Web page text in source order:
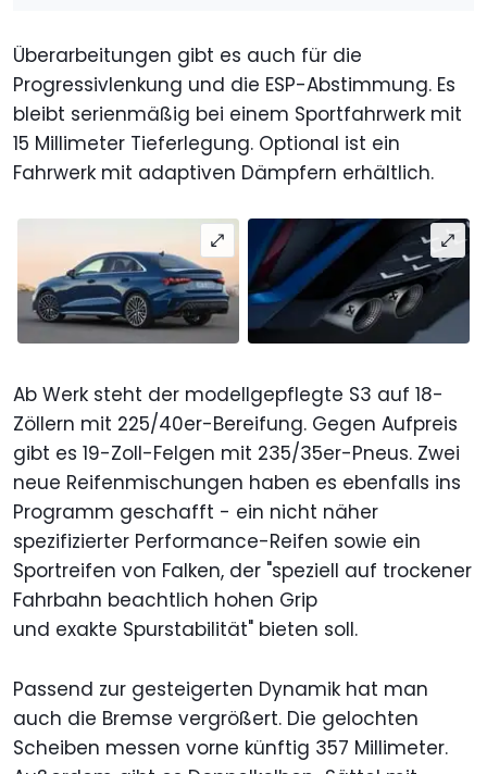
Überarbeitungen gibt es auch für die
Progressivlenkung und die ESP-Abstimmung. Es
bleibt serienmäßig bei einem Sportfahrwerk mit
15 Millimeter Tieferlegung. Optional ist ein
Fahrwerk mit adaptiven Dämpfern erhältlich.
Ab Werk steht der modellgepflegte S3 auf 18-
Zöllern mit 225/40er-Bereifung. Gegen Aufpreis
gibt es 19-Zoll-Felgen mit 235/35er-Pneus. Zwei
neue Reifenmischungen haben es ebenfalls ins
Programm geschafft - ein nicht näher
spezifizierter Performance-Reifen sowie ein
Sportreifen von Falken, der "speziell auf trockener
Fahrbahn beachtlich hohen Grip
und exakte Spurstabilität" bieten soll.
Passend zur gesteigerten Dynamik hat man
auch die Bremse vergrößert. Die gelochten
Scheiben messen vorne künftig 357 Millimeter.